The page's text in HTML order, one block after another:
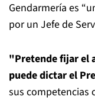
Gendarmería es
por un Jefe de
"Pretende fijar el
puede dictar el
sus competencias